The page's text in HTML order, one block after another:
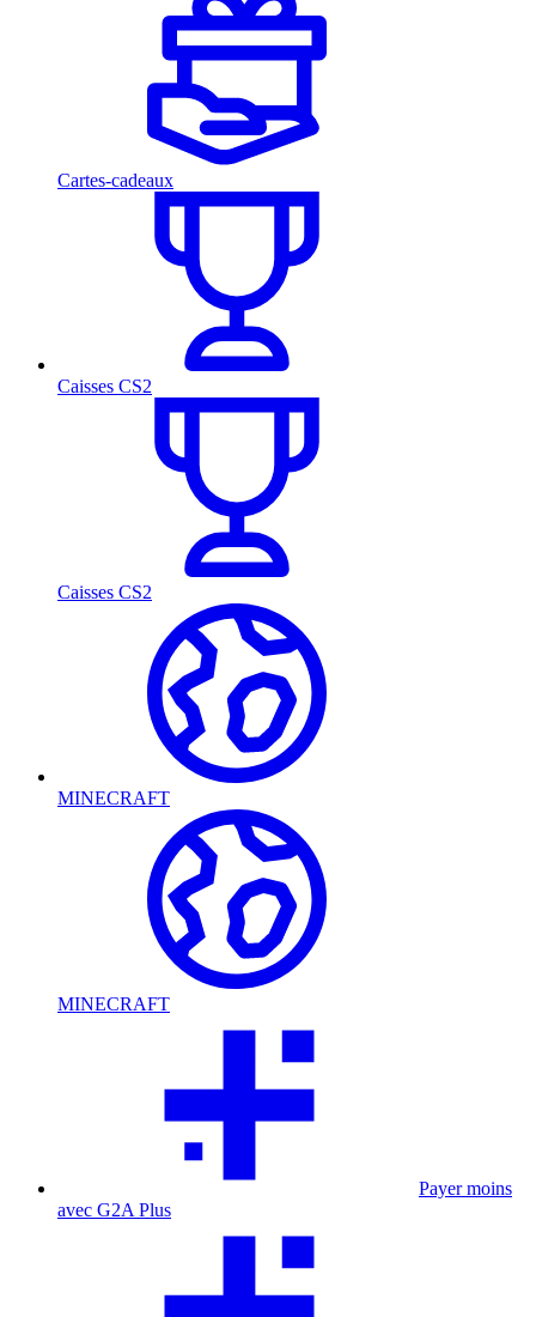
Cartes-cadeaux
Caisses CS2
Caisses CS2
MINECRAFT
MINECRAFT
Payer moins
avec G2A Plus